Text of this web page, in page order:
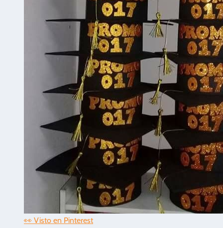
👀 Visto en Pinterest